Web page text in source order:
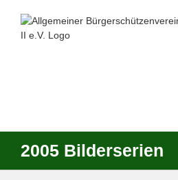
Inhalt
springen
2005 Bilderserien